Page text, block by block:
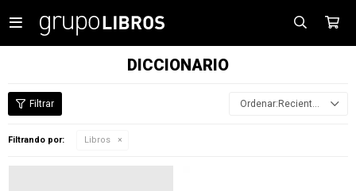

DICCIONARIO
Recientes
Filtrando por: Libros